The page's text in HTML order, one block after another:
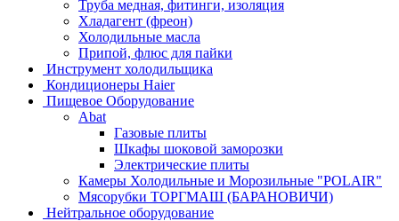
Труба медная, фитинги, изоляция
Хладагент (фреон)
Холодильные масла
Припой, флюс для пайки
Инструмент холодильщика
Кондиционеры Haier
Пищевое Оборудование
Abat
Газовые плиты
Шкафы шоковой заморозки
Электрические плиты
Камеры Холодильные и Морозильные "POLAIR"
Мясорубки ТОРГМАШ (БАРАНОВИЧИ)
Нейтральное оборудование